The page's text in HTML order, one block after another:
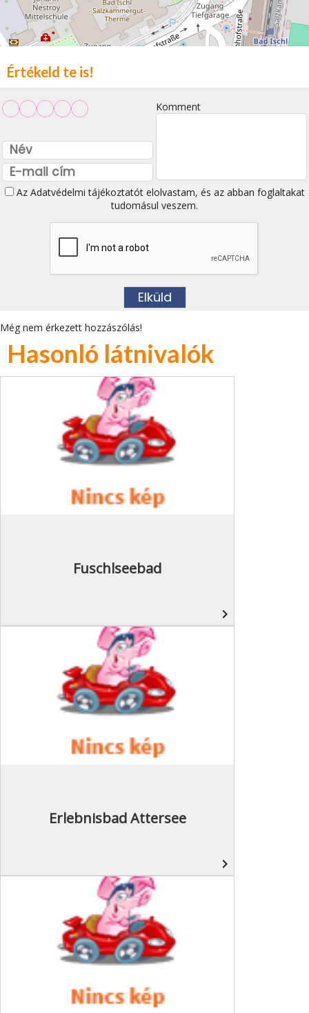
Értékeld te is!
Komment
Az Adatvédelmi tájékoztatótelolvastam, és az abban foglaltakat
tudomásul veszem.
Még nem érkezett hozzászólás!
Hasonló látnivalók
Fuschlseebad
navigate_next
Erlebnisbad Attersee
navigate_next